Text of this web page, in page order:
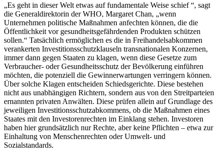
„Es geht in dieser Welt etwas auf fundamentale Weise schief “, sagt
die Generaldirektorin der WHO, Margaret Chan, „wenn
Unternehmen politische Maßnahmen anfechten können, die die
Öffentlichkeit vor gesundheitsgefährdenden Produkten schützen
sollen.“ Tatsächlich ermöglichen es die in Freihandelsabkommen
verankerten Investitionsschutzklauseln transnationalen Konzernen,
immer dann gegen Staaten zu klagen, wenn diese Gesetze zum
Verbraucher- oder Gesundheitsschutz der Bevölkerung einführen
möchten, die potenziell die Gewinnerwartungen verringern können.
Über solche Klagen entscheiden Schiedsgerichte. Diese bestehen
nicht aus unabhängigen Richtern, sondern aus von den Streitparteien
ernannten privaten Anwälten. Diese prüfen allein auf Grundlage des
jeweiligen Investitionsschutzabkommens, ob die Maßnahmen eines
Staates mit den Investorenrechten im Einklang stehen. Investoren
haben hier grundsätzlich nur Rechte, aber keine Pflichten – etwa zur
Einhaltung von Menschenrechten oder Umwelt- und
Sozialstandards.